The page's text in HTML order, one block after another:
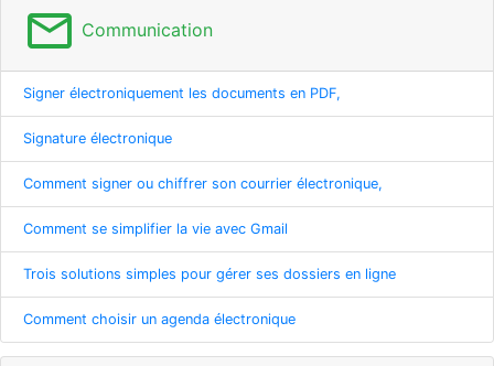
mail_outline Communication
Signer électroniquement les documents en PDF,
Signature électronique
Comment signer ou chiffrer son courrier électronique,
Comment se simplifier la vie avec Gmail
Trois solutions simples pour gérer ses dossiers en ligne
Comment choisir un agenda électronique